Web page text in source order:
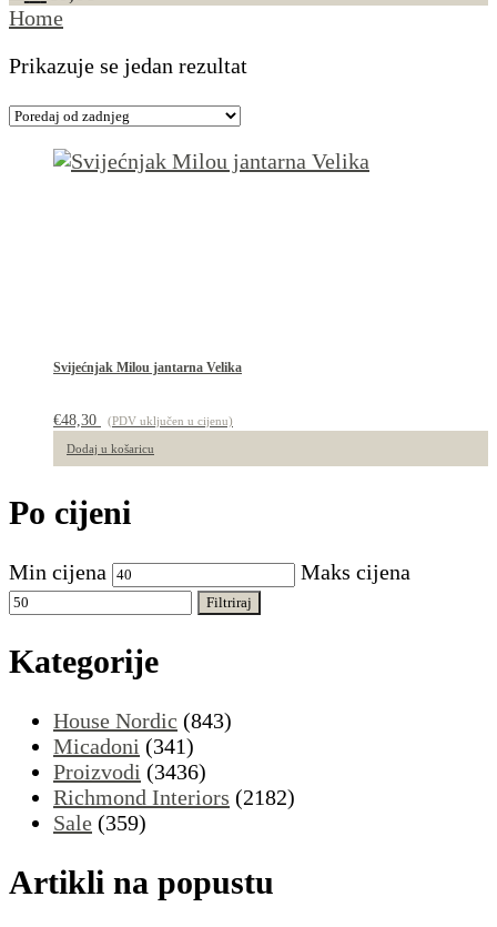
Home
Prikazuje se jedan rezultat
Svijećnjak Milou jantarna Velika
€48,30 (PDV uključen u cijenu)
Dodaj u košaricu
Po cijeni
Min cijena Maks cijena
Filtriraj
Kategorije
House Nordic (843)
Micadoni (341)
Proizvodi (3436)
Richmond Interiors (2182)
Sale (359)
Artikli na popustu